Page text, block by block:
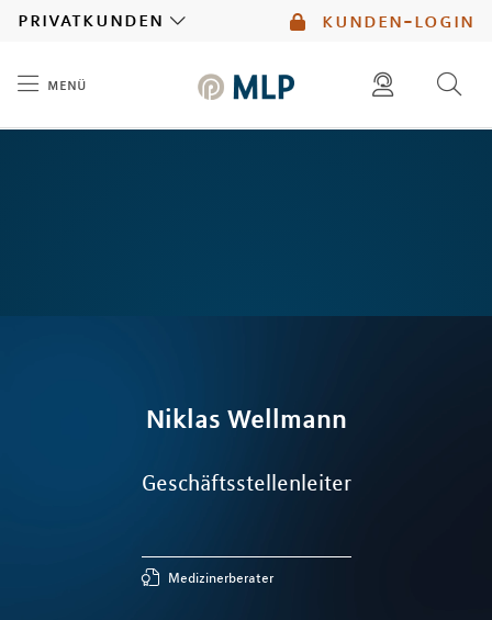
kunden-login
privatkunden
menü
Niklas Wellmann
Geschäftsstellenleiter
Medizinerberater